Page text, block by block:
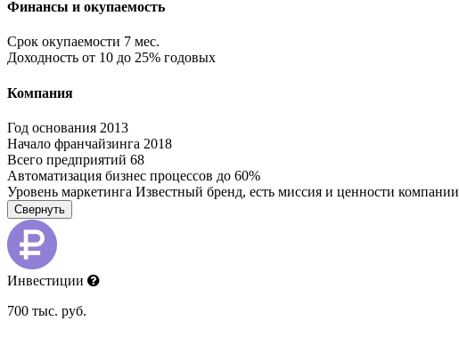
Финансы и окупаемость
Срок окупаемости 7 мес.
Доходность от 10 до 25% годовых
Компания
Год основания 2013
Начало франчайзинга 2018
Всего предприятий 68
Автоматизация бизнес процессов до 60%
Уровень маркетинга Известный бренд, есть миссия и ценности компании
Свернуть
Инвестиции
700 тыс. руб.